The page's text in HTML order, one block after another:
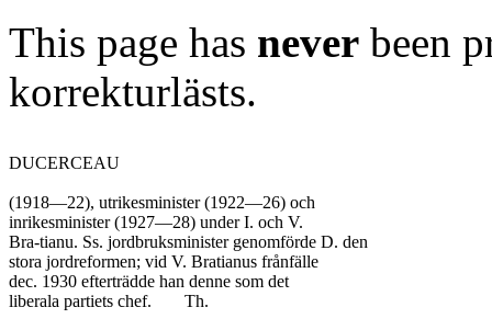
This page has never been
korrekturlästs.
DUCERCEAU
(1918—22), utrikesminister (1922—26) och
inrikesminister (1927—28) under I. och V.
Bra-tianu. Ss. jordbruksminister genomförde D. den
stora jordreformen; vid V. Bratianus frånfälle
dec. 1930 efterträdde han denne som det
liberala partiets chef.	Th.